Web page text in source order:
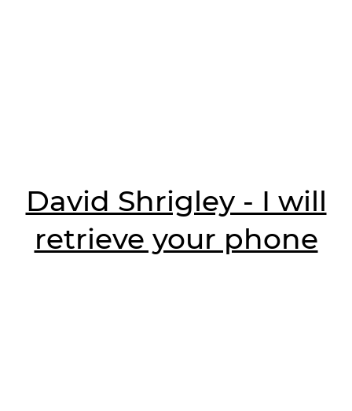
David Shrigley - I will
retrieve your phone